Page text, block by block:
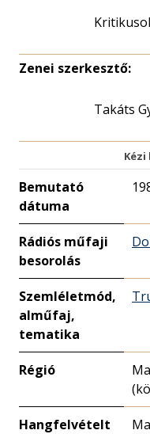
Zenei szerkesztő:
Takáts
Bemutató
dátuma
Rádiós műfaji
besorolás
Szemléletmód,
alműfaj,
tematika
Régió
Hangfelvételt